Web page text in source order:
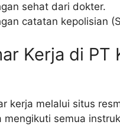
sehat dari dokter.
catatan kepolisian
Kerja di PT
kerja melalui situs
mengikuti semua